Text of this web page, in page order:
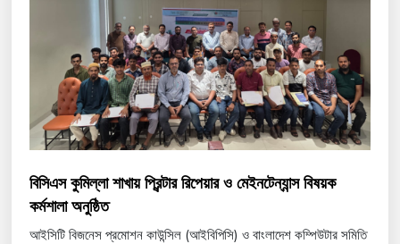
বিসিএস কুমিল্লা শাখায় প্রিন্টার রিপেয়ার ও মেইনটেন্যান্স বিষয়ক
কর্মশালা অনুষ্ঠিত
আইসিটি বিজনেস প্রমোশন কাউন্সিল (আইবিপিসি) ও বাংলাদেশ কম্পিউটার সমিতি